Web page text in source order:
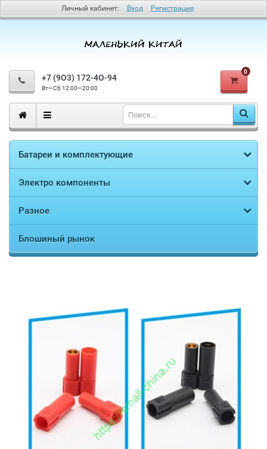
Личный кабинет: Вход Регистрация
+7 (9O3) 172-4O-94
Вт—Сб 12:00—20:00
0
Батареи и комплектующие
Электро компоненты
Разное
Блошиный рынок